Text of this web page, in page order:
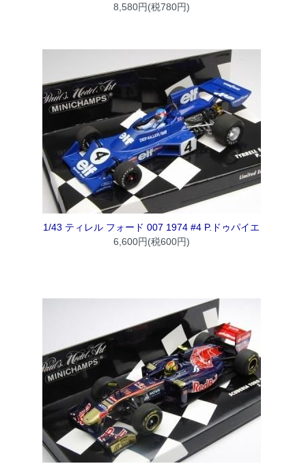
8,580円(税780円)
1/43 ティレル フォード 007 1974 #4 P.ドゥパイエ
6,600円(税600円)